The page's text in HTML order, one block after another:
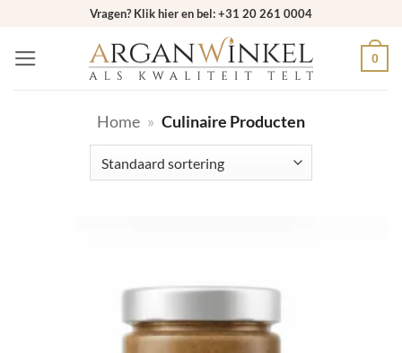
inhoud
Vragen? Klik hier en bel: +31 20 261 0004
0
Home » Culinaire Producten